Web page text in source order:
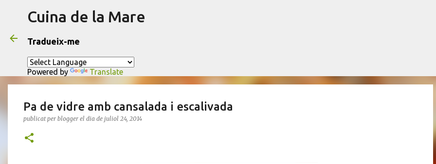
Cuina de la Mare
Tradueix-me
Powered by Translate
Pa de vidre amb cansalada i escalivada
publicat per blogger el dia de juliol 24, 2014